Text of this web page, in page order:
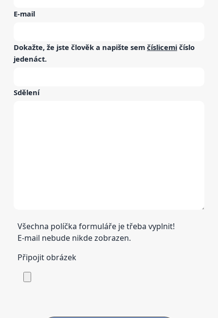
E-mail
Dokažte, že jste člověk a napište sem číslicemi číslo
jedenáct.
Sdělení
Všechna políčka formuláře je třeba vyplnit!
E-mail nebude nikde zobrazen.
Připojit obrázek